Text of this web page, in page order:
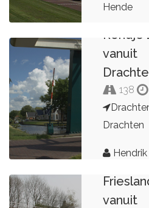
Hende
Rondje
vanuit
138
Drachten
Hendrik
Rondje
vanuit